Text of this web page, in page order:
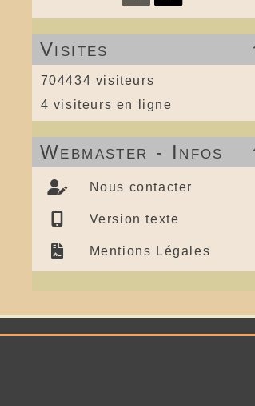
Visites
704434 visiteurs
4 visiteurs en ligne
Webmaster - Infos
Nous contacter
Version texte
Mentions Légales